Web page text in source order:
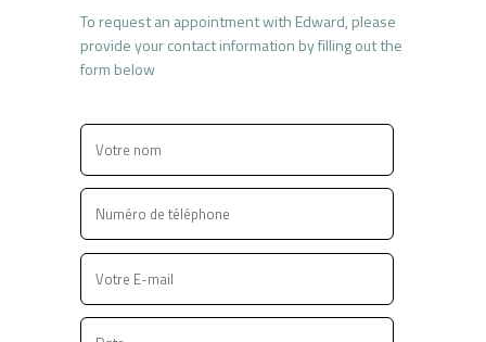
To request an appointment with Edward, please
provide your contact information by filling out the
form below